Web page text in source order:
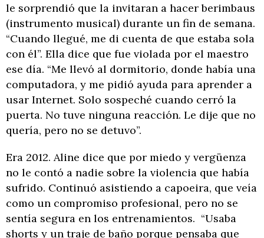
le sorprendió que la invitaran a hacer berimbaus
(instrumento musical) durante un fin de semana.
“Cuando llegué, me di cuenta de que estaba sola
con él”. Ella dice que fue violada por el maestro
ese día. “Me llevó al dormitorio, donde había una
computadora, y me pidió ayuda para aprender a
usar Internet. Solo sospeché cuando cerró la
puerta. No tuve ninguna reacción. Le dije que no
quería, pero no se detuvo”.
Era 2012. Aline dice que por miedo y vergüenza
no le contó a nadie sobre la violencia que había
sufrido. Continuó asistiendo a capoeira, que veía
como un compromiso profesional, pero no se
sentía segura en los entrenamientos. “Usaba
shorts y un traje de baño porque pensaba que